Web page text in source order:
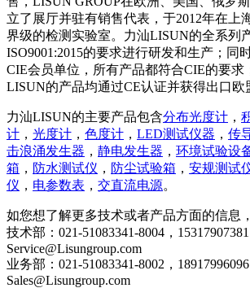
立了展厅并驻有销售代表，于2012年在上
界级的检测实验室。力汕LISUN的全系列
ISO9001:2015的要求进行研发和生产；同
CIE会员单位，所有产品都符合CIE的要求
LISUN的产品均通过CE认证并获得出口欧
力汕LISUN的主要产品包含分布光度计 ，
计 ， 光度计 ， 色度计 ， LED测试仪器 ， 传
击浪涌发生器 ， 静电发生器 ， 环境试验设
箱 ， 防水测试仪 ， 防尘试验箱 ， 安规测试
仪 ， 电参数表 ， 交直流电源。
如您想了解更多技术或者产品方面的信息
技术部：021-51083341-8004，15317907381
Service@Lisungroup.com
业务部：021-51083341-8002，18917996096
Sales@Lisungroup.com